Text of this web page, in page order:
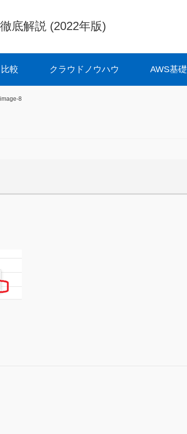
底解説 (2022年版)
較 クラウドノウハウ AWS基礎
image-8